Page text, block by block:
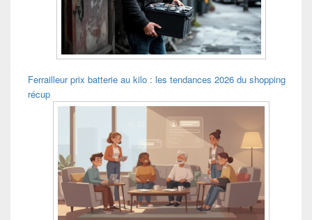
Ferrailleur prix batterie au kilo : les tendances 2026 du shopping
récup